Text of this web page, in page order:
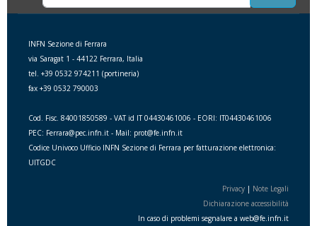
INFN Sezione di Ferrara
via Saragat 1 - 44122 Ferrara, Italia
tel. +39 0532 974211 (portineria)
fax +39 0532 790003
Cod. Fisc. 84001850589 - VAT id IT 04430461006 - EORI: IT04430461006
PEC: Ferrara@pec.infn.it - Mail: prot@fe.infn.it
Codice Univoco Ufficio INFN Sezione di Ferrara per fatturazione elettronica:
UITGDC
Privacy | Note Legali
Dichiarazione accessibilità
In caso di problemi segnalare a web@fe.infn.it